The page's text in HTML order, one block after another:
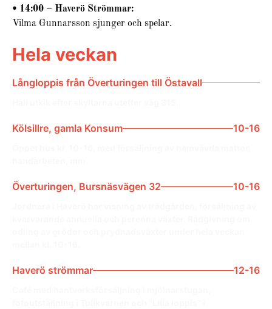
• 14:00 – Haverö Strömmar:
Vilma Gunnarsson sjunger och spelar.
Hela veckan
Långloppis från Överturingen till Östavall
Kölsillre, gamla Konsum 10-16
Överturingen, Bursnäsvägen 32 10-16
Haverö strömmar 12-16